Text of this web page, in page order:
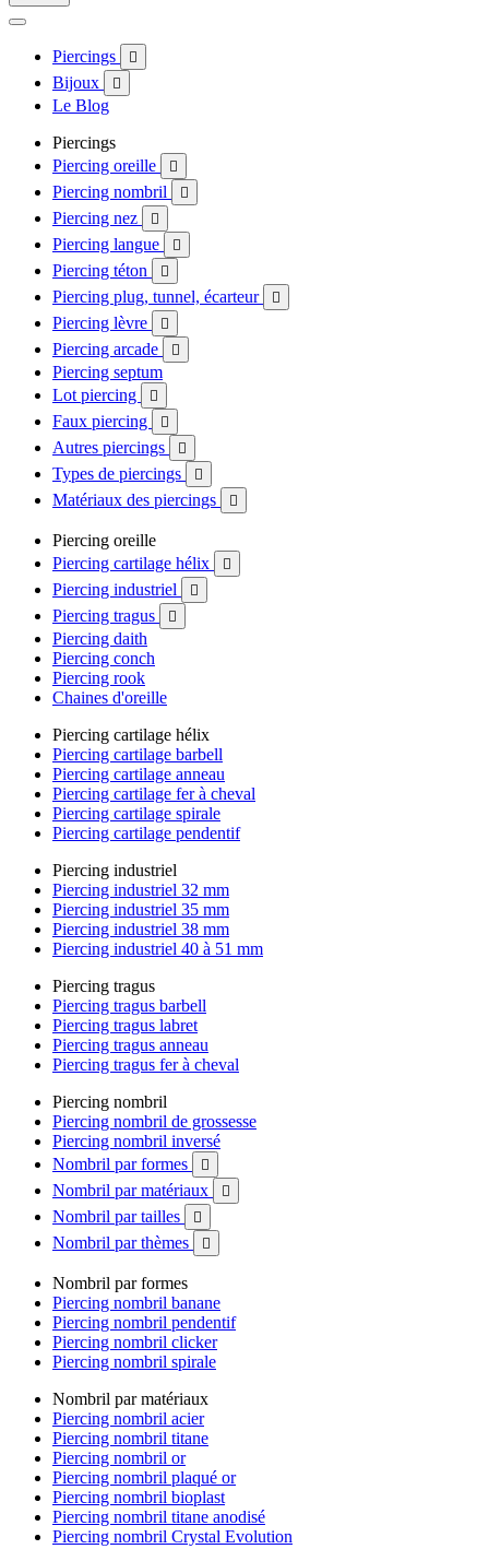
Piercings 
Bijoux 
Le Blog
Piercings
Piercing oreille

Piercing nombril 
Piercing nez 
Piercing langue 
Piercing téton 
Piercing plug, tunnel, écarteur 
Piercing lèvre 
Piercing arcade 
Piercing septum
Lot piercing

Faux piercing 
Autres piercings 
Types de piercings 
Matériaux des piercings 
Piercing oreille
Piercing cartilage hélix

Piercing industriel 
Piercing tragus 
Piercing daith
Piercing conch
Piercing rook
Chaines d'oreille
Piercing cartilage hélix
Piercing cartilage barbell
Piercing cartilage anneau
Piercing cartilage fer à cheval
Piercing cartilage spirale
Piercing cartilage pendentif
Piercing industriel
Piercing industriel 32 mm
Piercing industriel 35 mm
Piercing industriel 38 mm
Piercing industriel 40 à 51 mm
Piercing tragus
Piercing tragus barbell
Piercing tragus labret
Piercing tragus anneau
Piercing tragus fer à cheval
Piercing nombril
Piercing nombril de grossesse
Piercing nombril inversé
Nombril par formes

Nombril par matériaux 
Nombril par tailles 
Nombril par thèmes 
Nombril par formes
Piercing nombril banane
Piercing nombril pendentif
Piercing nombril clicker
Piercing nombril spirale
Nombril par matériaux
Piercing nombril acier
Piercing nombril titane
Piercing nombril or
Piercing nombril plaqué or
Piercing nombril bioplast
Piercing nombril titane anodisé
Piercing nombril Crystal Evolution